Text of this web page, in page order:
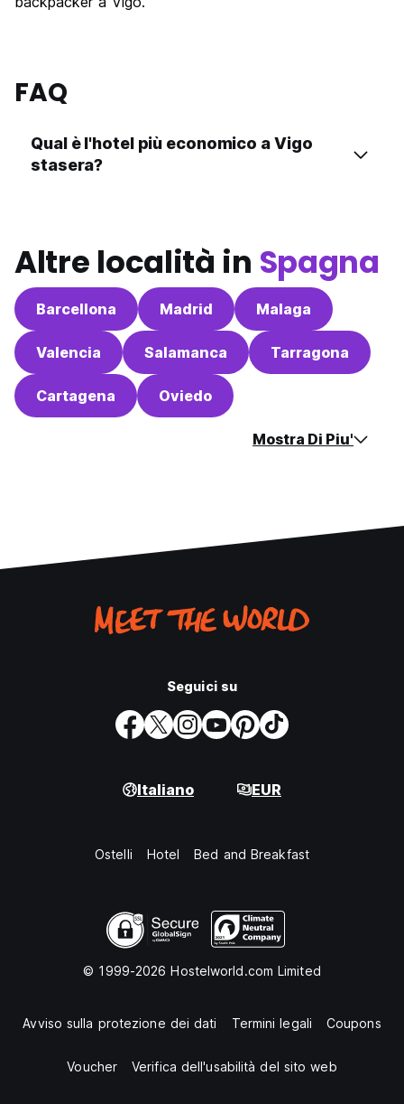
FAQ
Qual è l'hotel più economico a Vigo
stasera?
Altre località in Spagna
Barcellona Madrid Malaga
Valencia Salamanca Tarragona
Cartagena Oviedo
Mostra Di Piu'
Seguici su
Italiano EUR
Ostelli Hotel Bed and Breakfast
© 1999-2026 Hostelworld.com Limited
Avviso sulla protezione dei dati Termini legali Coupons
Voucher Verifica dell'usabilità del sito web